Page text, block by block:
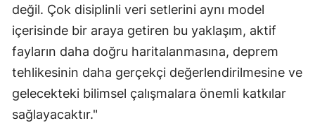
değil. Çok disiplinli veri setlerini aynı model
içerisinde bir araya getiren bu yaklaşım, aktif
fayların daha doğru haritalanmasına, deprem
tehlikesinin daha gerçekçi değerlendirilmesine ve
gelecekteki bilimsel çalışmalara önemli katkılar
sağlayacaktır."